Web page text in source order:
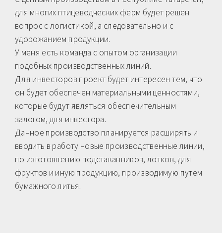
для многих птицеводческих ферм будет решен
вопрос с логистикой, а следовательно и с
удорожанием продукции.
У меня есть команда с опытом организации
подобных производственных линий.
Для инвесторов проект будет интересен тем, что
он будет обеспечен материальными ценностями,
которые будут являться обеспечительным
залогом, для инвестора.
Данное производство планируется расширять и
вводить в работу новые производственные линии,
по изготовлению подстаканников, лотков, для
фруктов и иную продукцию, производимую путем
бумажного литья.